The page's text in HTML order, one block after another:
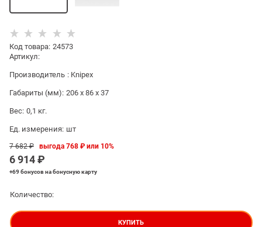
Код товара: 24573
Артикул:
Производитель : Knipex
Габариты (мм): 206 x 86 x 37
Вес: 0,1 кг.
Ед. измерения: шт
7 682 ₽
6 914 ₽
выгода768 ₽ или 10%
+69 бонусовна бонусную карту
Количество:
КУПИТЬ